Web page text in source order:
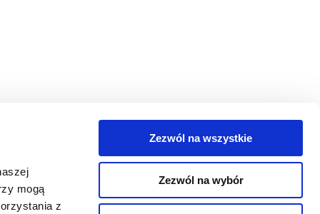
mogą
z
Zezwól na wszystkie
Zezwól na wybór